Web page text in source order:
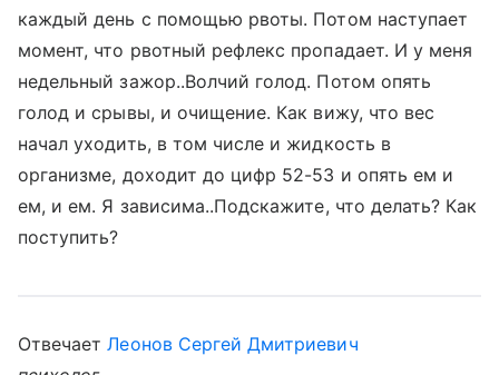
каждый день с помощью рвоты. Потом наступает
момент, что рвотный рефлекс пропадает. И у меня
недельный зажор..Волчий голод. Потом опять
голод и срывы, и очищение. Как вижу, что вес
начал уходить, в том числе и жидкость в
организме, доходит до цифр 52-53 и опять ем и
ем, и ем. Я зависима..Подскажите, что делать? Как
поступить?
ОтвечаетЛеонов Сергей Дмитриевич